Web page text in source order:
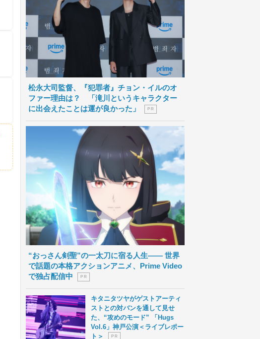
松永大司監督、『犯罪者』チョン・イルのオ
ファー理由は？ 「滝川というキャラクター
に出会えたことは運が良かった」
P R
“おっさん剣聖”の一太刀に宿る人生―― 世界
で話題の本格アクションアニメ、Prime Video
で独占配信中
P R
キタニタツヤがゲストアーティ
ストとの対バンを通して見せ
た、“攻めのモード” 「Hugs
Vol.6」神戸公演＜ライブレポー
ト＞
P R